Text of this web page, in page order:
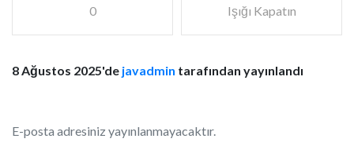
0 Işığı Kapatın
8 Ağustos 2025'de javadmin tarafından yayınlandı
E-posta adresiniz yayınlanmayacaktır.